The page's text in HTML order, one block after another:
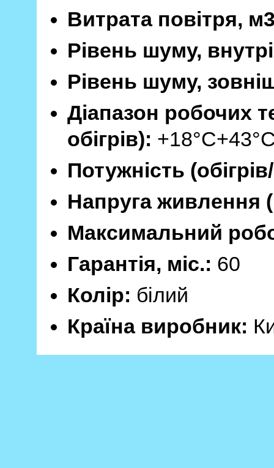
Витрата повітря,
Рівень шуму,
Рівень шуму,
Діапазон робочих
обігрів):
Потужність
Напруга живлення
Максимальний
Гарантія, міс.: 60
Колір: білий
Країна виробник: